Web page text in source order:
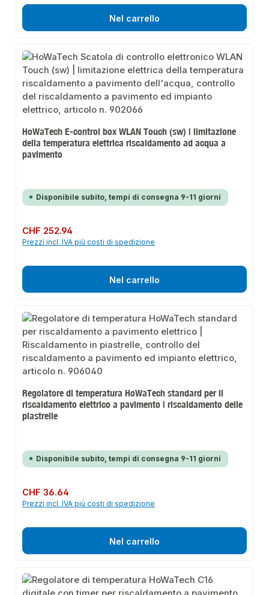
Nel carrello
HoWaTech E-control box WLAN Touch (sw) | limitazione
della temperatura elettrica riscaldamento ad acqua a
pavimento
Disponibile subito, tempi di consegna 9-11 giorni
Prezzo normale:
CHF 252.94
Prezzi incl. IVA più costi di spedizione
Nel carrello
Regolatore di temperatura HoWaTech standard per il
riscaldamento elettrico a pavimento | riscaldamento delle
piastrelle
Disponibile subito, tempi di consegna 9-11 giorni
Prezzo normale:
CHF 36.64
Prezzi incl. IVA più costi di spedizione
Nel carrello